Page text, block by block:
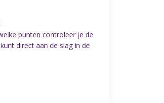
punten controleer je de
direct aan de slag in de